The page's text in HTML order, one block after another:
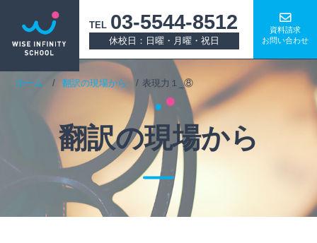
TEL 03-5544-8512
休校日：日曜・月曜・祝日
資料請求
お問い合わせ
ホーム 翻訳の現場から 表現力１_⑧
翻訳の現場から